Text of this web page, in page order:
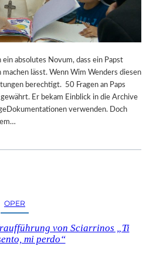
absolutes Novum, dass ein Papst
lässt. Wenn Wim Wenders diesen
berechtigt. 50 Fragen an Paps
Er bekam Einblick in die Archive
verwenden. Doch
OPER
von Sciarrinos „Ti
mi perdo“